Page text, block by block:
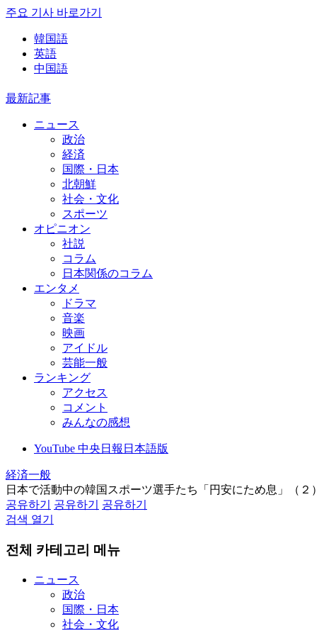
주요 기사 바로가기
韓国語
英語
中国語
最新記事
ニュース
政治
経済
国際・日本
北朝鮮
社会・文化
スポーツ
オピニオン
社説
コラム
日本関係のコラム
エンタメ
ドラマ
音楽
映画
アイドル
芸能一般
ランキング
アクセス
コメント
みんなの感想
YouTube 中央日報日本語版
経済一般
日本で活動中の韓国スポーツ選手たち「円安にため息」（２）
공유하기
공유하기
공유하기
검색 열기
전체 카테고리 메뉴
ニュース
政治
国際・日本
社会・文化